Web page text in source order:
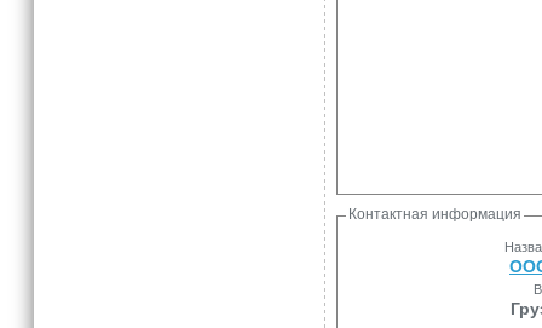
Контактная информация